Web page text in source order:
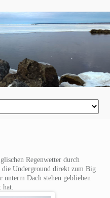
Regenwetter durch
Underground direkt zum Big
Dach stehen geblieben